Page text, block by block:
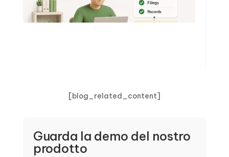
[blog_related_content]
Guarda la demo del nostro
prodotto